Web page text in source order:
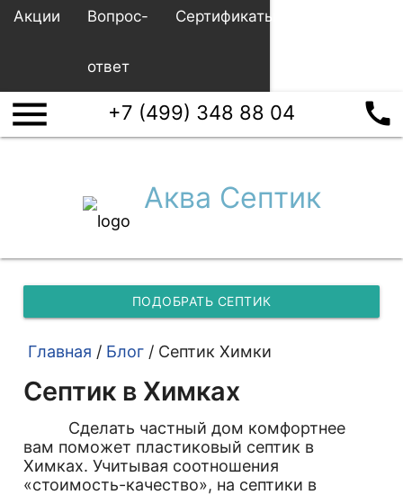
Акции Вопрос-
ответ
Сертификаты
menu +7 (499) 348 88 04 call
Аква Септик
ПОДОБРАТЬ СЕПТИК
Главная / Блог / Септик Химки
Септик в Химках
Сделать частный дом комфортнее
вам поможет пластиковый септик в
Химках. Учитывая соотношения
«стоимость-качество», на септики в